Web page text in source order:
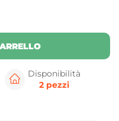
Disponibilità
2 pezzi